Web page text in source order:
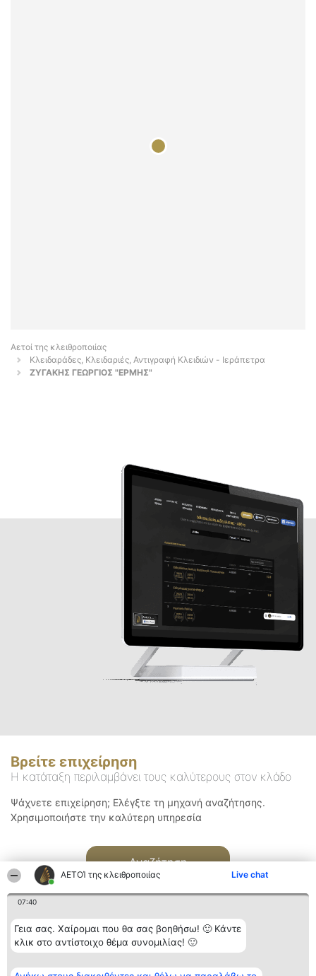
ΑΕΤΟΊ της κλειθροποιίας Live chat
07:40
Γεια σας. Χαίρομαι που θα σας βοηθήσω! 🙂 Κάντε
κλικ στο αντίστοιχο θέμα συνομιλίας! 🙂
Αετοί της κλειθροποιίας
Κλειδαράδες, Κλειδαριές, Αντιγραφή Κλειδιών - Ιεράπετρα
ΖΥΓΑΚΗΣ ΓΕΩΡΓΙΟΣ "ΕΡΜΗΣ"
Βρείτε επιχείρηση
Η κατάταξη περιλαμβάνει τους καλύτερους στον κλάδο
Ψάχνετε επιχείρηση; Ελέγξτε τη μηχανή αναζήτησης.
Χρησιμοποιήστε την καλύτερη υπηρεσία
Αναζήτηση
Διοργανωτής της
Κατάταξη Επικοινωνία